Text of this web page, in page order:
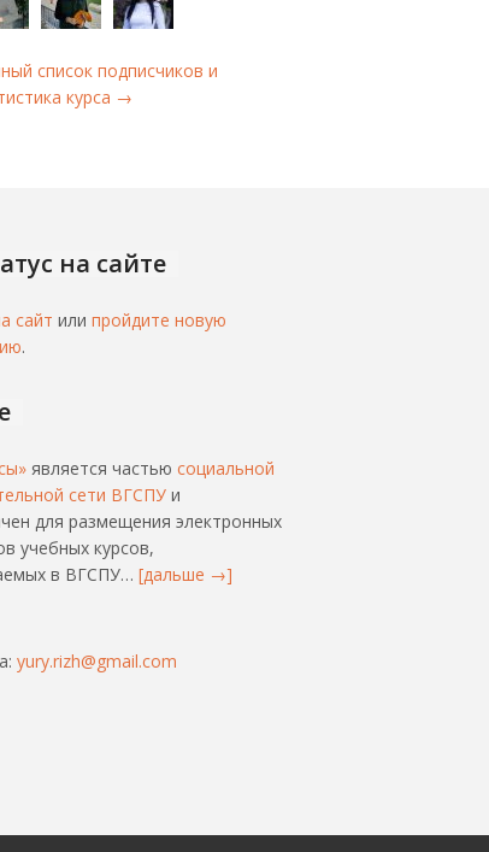
список подписчиков и
курса →
на сайте
сайт или пройдите новую
.
является частью социальной
сети ВГСПУ и
для размещения электронных
учебных курсов,
в ВГСПУ… [дальше →]
yury.rizh@gmail.com